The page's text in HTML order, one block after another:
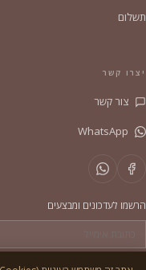
תשלום
יצרו קשר
צור קשר
הרשמו לעדכונים ומבצעים